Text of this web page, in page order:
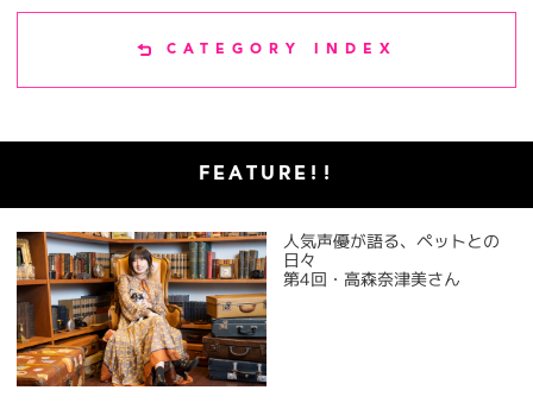
CATEGORY INDEX
FEATURE!!
人気声優が語る、ペットとの
日々
第4回・高森奈津美さん